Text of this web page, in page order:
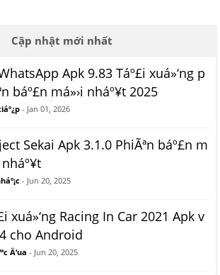
Cập nhật mới nhất
Apk 9.83 Táº£i xuá»‘ng p
báº£n má»›i nháº¥t 2025
- Jan 01, 2026
Sekai Apk 3.1.0 PhiÃªn báº£n m
nháº¥t
- Jun 20, 2025
xuá»‘ng Racing In Car 2021 Apk v
cho Android
Ä‘ua - Jun 20, 2025